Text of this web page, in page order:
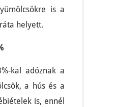
is a
helyett.
kal adóznak a
a hús és a
is, ennél